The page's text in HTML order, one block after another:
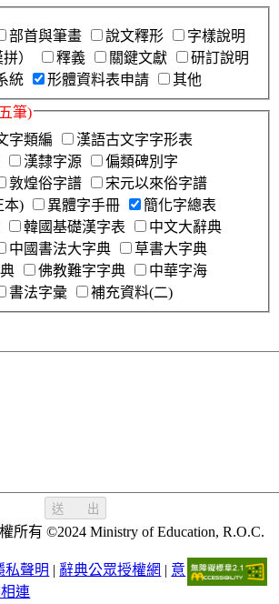
部首與筆畫 說文釋形
字樣說明
）
釋義 關鍵文獻
研訂說明
統 形體資料表申請 其他
筆)
字類編
漢語古文字字形表
漢隸字源
偏類碑別字
敦煌俗字譜
宋元以來俗字譜
本)
異體字手冊
簡化字總表
韓國基礎漢字表
中文大辭典
中國書法大字典
草書大字典
佛教難字字典
中華字海
書法字彙 補充資料(二)
送 出
所有 ©2024 Ministry of Education, R.O.C.
私聲明 | 辭典公眾授權網 | 意
連